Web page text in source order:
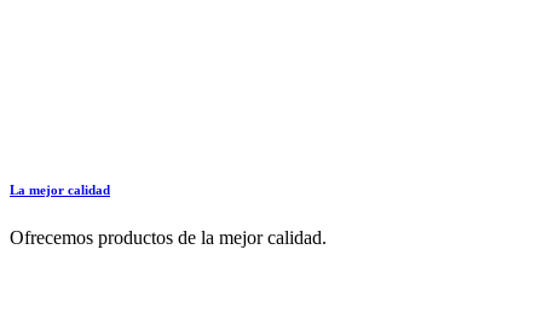
La mejor calidad
Ofrecemos productos de la mejor calidad.